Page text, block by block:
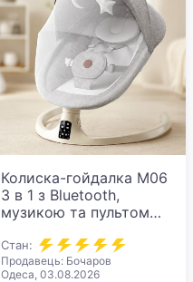
Колиска-гойдалка M06
3 в 1 з Bluetooth,
музикою та пультом
Стан:
Продавець: Бочаров
Одеса, 03.08.2026